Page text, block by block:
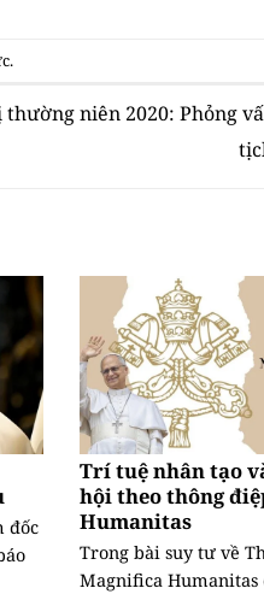
.
niên 2020: Phỏng
đốc
Trí tuệ nhân tạo
hội theo thông
Humanitas
Trong bài suy tư về
Magnifica Humanitas